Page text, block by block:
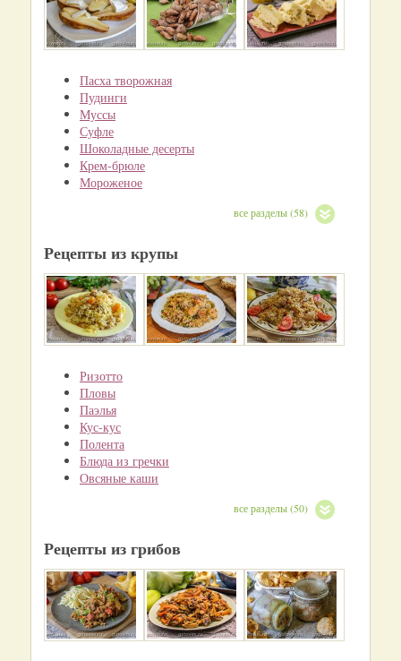
Пасха творожная
Пудинги
Муссы
Суфле
Шоколадные десерты
Крем-брюле
Мороженое
все разделы (58)
Рецепты из крупы
Ризотто
Пловы
Паэлья
Кус-кус
Полента
Блюда из гречки
Овсяные каши
все разделы (50)
Рецепты из грибов